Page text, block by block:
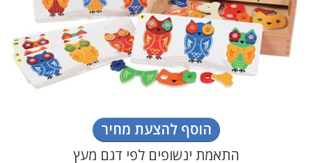
הוסף להצעת מחיר
התאמת ינשופים לפי דגם מעץ